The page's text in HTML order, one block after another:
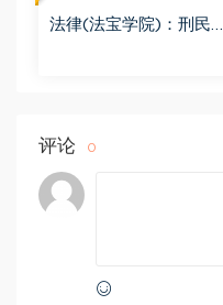
法律(法宝学院)：刑民交
评论 0